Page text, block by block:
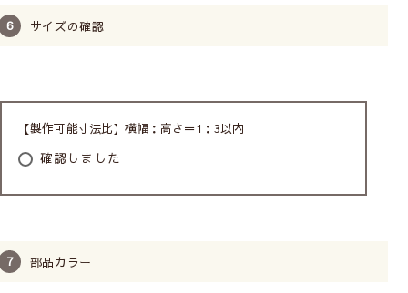
サイズの確認
【製作可能寸法比】横幅：高さ＝1：3以内
確認しました
部品カラー